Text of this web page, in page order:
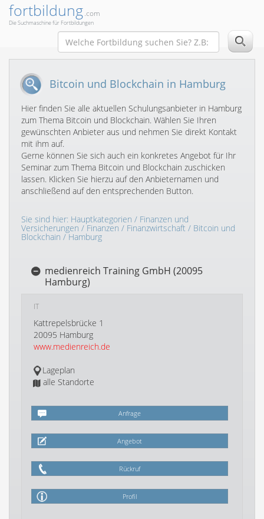
fortbildung.com
Die Suchmaschine für Fortbildungen
Bitcoin und Blockchain in Hamburg
Hier finden Sie alle aktuellen Schulungsanbieter in Hamburg
zum Thema Bitcoin und Blockchain. Wählen Sie Ihren
gewünschten Anbieter aus und nehmen Sie direkt Kontakt
mit ihm auf.
Gerne können Sie sich auch ein konkretes Angebot für Ihr
Seminar zum Thema Bitcoin und Blockchain zuschicken
lassen. Klicken Sie hierzu auf den Anbieternamen und
anschließend auf den entsprechenden Button.
Sie sind hier: Hauptkategorien / Finanzen und
Versicherungen /Finanzen / Finanzwirtschaft / Bitcoin und
Blockchain / Hamburg
medienreich Training GmbH (20095
Hamburg)
IT
Kattrepelsbrücke 1
20095 Hamburg
www.medienreich.de
Lageplan
alle Standorte
Anfrage
Angebot
Rückruf
Profil